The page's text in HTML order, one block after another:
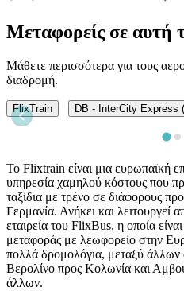
Μεταφορείς σε αυτή
Μάθετε περισσότερα για τους
διαδρομή.
FlixTrain DB - InterCity Express
Το Flixtrain είναι μια ευρωπαϊκή
υπηρεσία χαμηλού κόστους που
ταξίδια με τρένο σε διάφορους
Γερμανία. Ανήκει και
εταιρεία του FlixBus, η οποία
μεταφοράς με λεωφορείο στην
πολλά δρομολόγια, μεταξύ
Βερολίνο προς Κολωνία και
άλλων.